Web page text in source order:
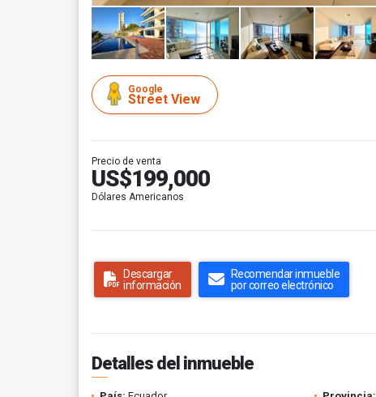
Google
Street View
Precio de venta
US$199,000
Dólares Americanos
Descargar
información
Recomendar inmueble
por correo electrónico
Detalles del inmueble